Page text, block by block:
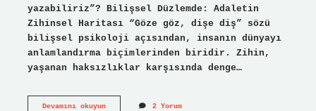
yazabiliriz”? Bilişsel Düzlemde: Adaletin
Zihinsel Haritası “Göze göz, dişe diş” sözü
bilişsel psikoloji açısından, insanın dünyayı
anlamlandırma biçimlerinden biridir. Zihin,
yaşanan haksızlıklar karşısında denge…
Devamını okuyunGöze
2 Yorum